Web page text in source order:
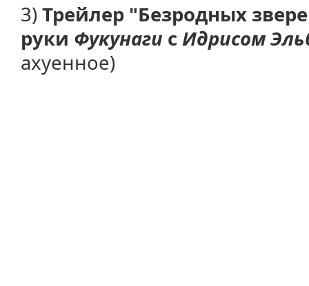
3)Трейлер "Безродных
руки Фукунаги сИдрисом
ахуенное)